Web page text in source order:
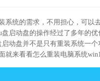
系统的需求，不用担心，可以
盘启动盘的操作经过了多年的
启动盘并不是只有重装系统一
就来看看怎么重装电脑系统